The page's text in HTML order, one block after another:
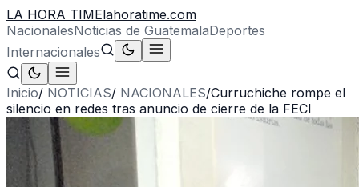
LA HORA TIMElahoratime.com
NacionalesNoticias de GuatemalaDeportes
Internacionales
Inicio/ NOTICIAS/ NACIONALES/Curruchiche rompe el
silencio en redes tras anuncio de cierre de la FECI